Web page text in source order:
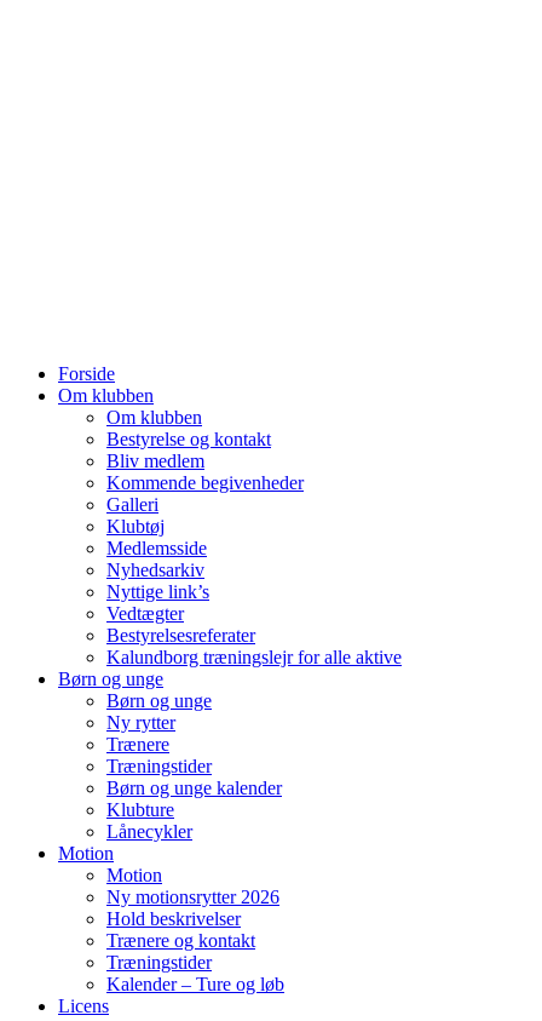
Forside
Om klubben
Om klubben
Bestyrelse og kontakt
Bliv medlem
Kommende begivenheder
Galleri
Klubtøj
Medlemsside
Nyhedsarkiv
Nyttige link’s
Vedtægter
Bestyrelsesreferater
Kalundborg træningslejr for alle aktive
Børn og unge
Børn og unge
Ny rytter
Trænere
Træningstider
Børn og unge kalender
Klubture
Lånecykler
Motion
Motion
Ny motionsrytter 2026
Hold beskrivelser
Trænere og kontakt
Træningstider
Kalender – Ture og løb
Licens